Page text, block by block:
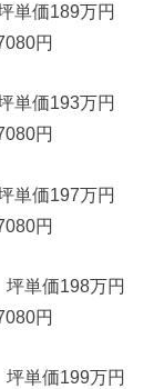
価189万円
円
価193万円
円
価197万円
円
単価198万円
円
単価199万円